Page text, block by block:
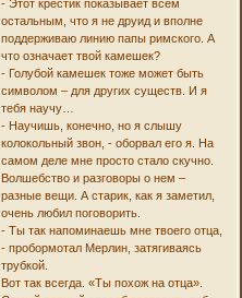
- Этот крестик показывает всем
остальным, что я не друид и вполне
поддерживаю линию папы римского. А
что означает твой камешек?
- Голубой камешек тоже может быть
символом – для других существ. И я
тебя научу…
- Научишь, конечно, но я слышу
колокольный звон, - оборвал его я. На
самом деле мне просто стало скучно.
Волшебство и разговоры о нем –
разные вещи. А старик, как я заметил,
очень любил поговорить.
- Ты так напоминаешь мне твоего отца,
- пробормотал Мерлин, затягиваясь
трубкой.
Вот так всегда. «Ты похож на отца».